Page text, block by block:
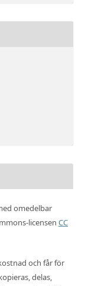
omedelbar
licensen CC
och får för
delas,